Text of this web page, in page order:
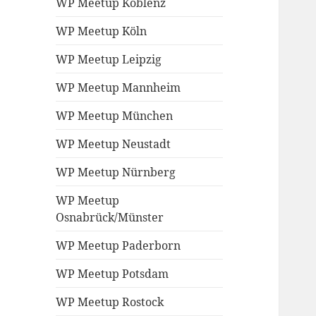
WP Meetup Köln
WP Meetup Leipzig
WP Meetup Mannheim
WP Meetup München
WP Meetup Neustadt
WP Meetup Nürnberg
WP Meetup
Osnabrück/Münster
WP Meetup Paderborn
WP Meetup Potsdam
WP Meetup Rostock